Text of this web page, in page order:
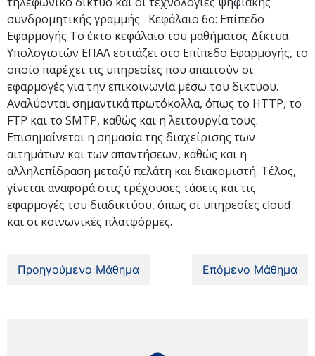
συνδρομητικής γραμμής Κεφάλαιο 6ο: Επίπεδο
Εφαρμογής Το έκτο κεφάλαιο του μαθήματος Δίκτυα
Υπολογιστών ΕΠΑΛ εστιάζει στο Επίπεδο Εφαρμογής, το
οποίο παρέχει τις υπηρεσίες που απαιτούν οι
εφαρμογές για την επικοινωνία μέσω του δικτύου.
Αναλύονται σημαντικά πρωτόκολλα, όπως το HTTP, το
FTP και το SMTP, καθώς και η λειτουργία τους.
Επισημαίνεται η σημασία της διαχείρισης των
αιτημάτων και των απαντήσεων, καθώς και η
αλληλεπίδραση μεταξύ πελάτη και διακομιστή. Τέλος,
γίνεται αναφορά στις τρέχουσες τάσεις και τις
εφαρμογές του διαδικτύου, όπως οι υπηρεσίες cloud
και οι κοινωνικές πλατφόρμες.
Προηγούμενο Μάθημα Επόμενο Μάθημα